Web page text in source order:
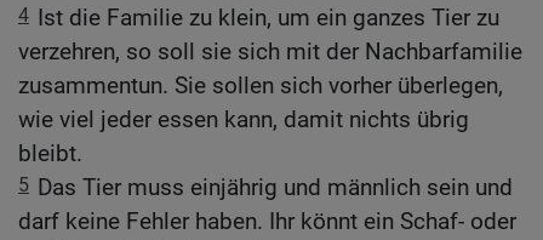
4 Ist die Familie zu klein, um ein ganzes Tier zu
verzehren, so soll sie sich mit der Nachbarfamilie
zusammentun. Sie sollen sich vorher überlegen,
wie viel jeder essen kann, damit nichts übrig
bleibt.
5 Das Tier muss einjährig und männlich sein und
darf keine Fehler haben. Ihr könnt ein Schaf- oder